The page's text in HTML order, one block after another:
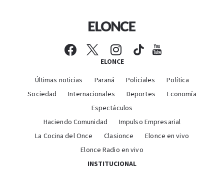
ELONCE
Últimas noticias Paraná Policiales
Política
Sociedad
Internacionales Deportes
Economía
Espectáculos
Haciendo Comunidad
Impulso Empresarial
La Cocina del Once
Clasionce
Elonce en vivo
Elonce Radio en vivo
INSTITUCIONAL